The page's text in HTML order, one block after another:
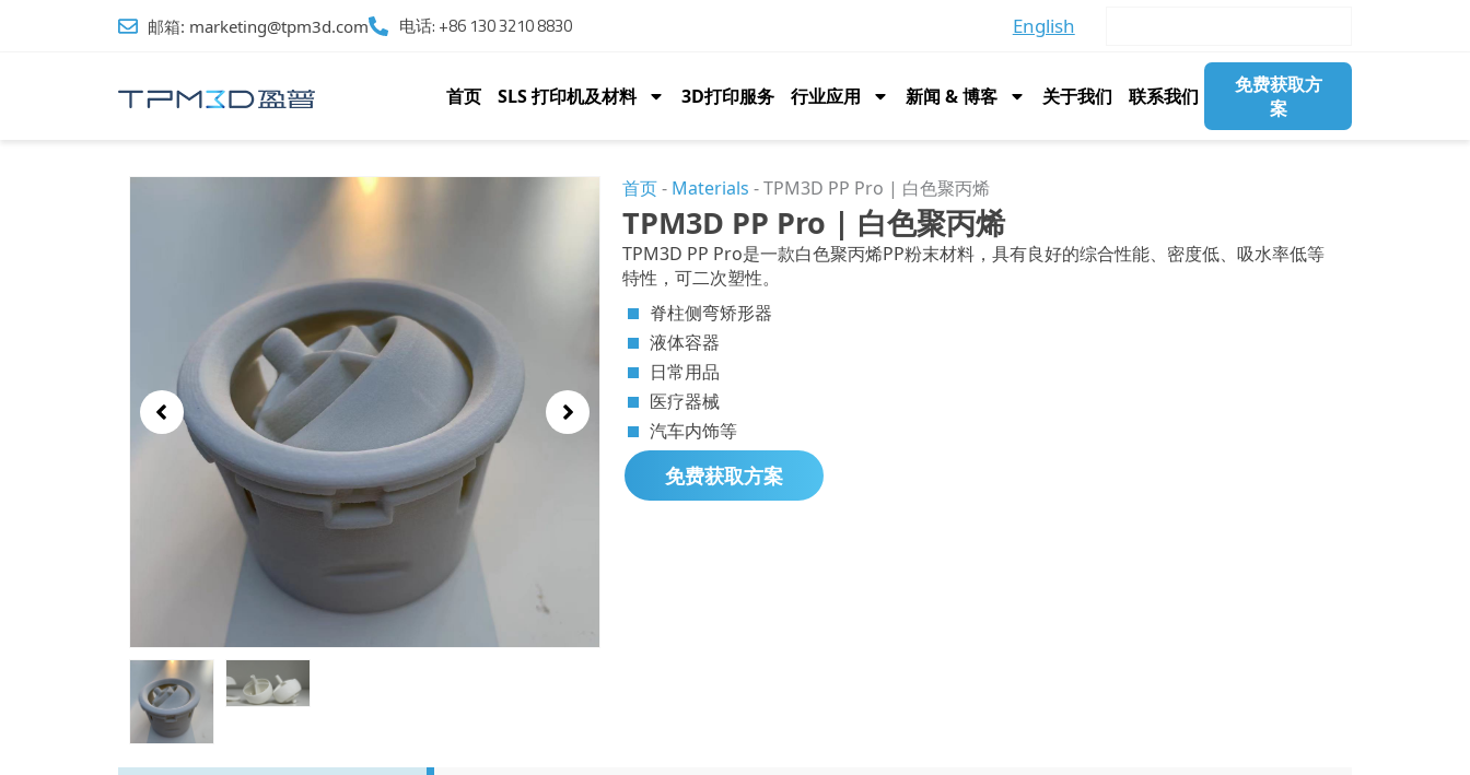
邮箱: marketing@tpm3d.com 电话: +86 130 3210 8830 English
首页 SLS 打印机及材料 3D打印服务 行业应用 新闻 & 博客 关于我们 联系我们
免费获取方
案
首页- Materials -TPM3D PP Pro | 白色聚丙烯
TPM3D PP Pro | 白色聚丙烯
TPM3D PP Pro是一款白色聚丙烯PP粉末材料，具有良好的综合性能、密度低、吸水率低等
特性，可二次塑性。
脊柱侧弯矫形器
液体容器
日常用品
医疗器械
汽车内饰等
免费获取方案